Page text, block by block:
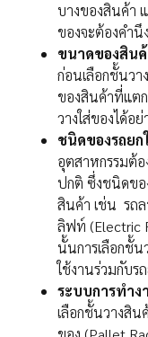
บางของสินค้า
ของจะต้องคำนึ
ขนาดของสิน
ก่อนเลือกชั้นว
ของสินค้าที่แต
วางใส่ของได้อ
ชนิดของรถย
อุตสาหกรรมต้อ
ปกติ ซึ่งชนิดขอ
สินค้า เช่น รถ
ลิฟท์ (Electric
นั้นการเลือกชั้น
ใช้งานร่วมกับร
ระบบการทำง
เลือกชั้นวางสิน